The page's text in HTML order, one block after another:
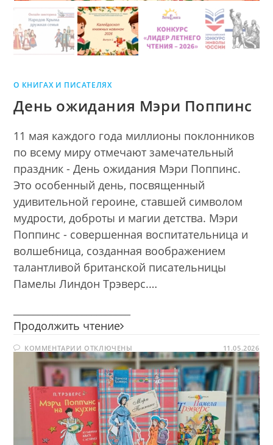
О КНИГАХ И ПИСАТЕЛЯХ
День ожидания Мэри Поппинс
11 мая каждого года миллионы поклонников
по всему миру отмечают замечательный
праздник - День ожидания Мэри Поппинс.
Это особенный день, посвященный
удивительной героине, ставшей символом
мудрости, доброты и магии детства. Мэри
Поппинс - совершенная воспитательница и
волшебница, созданная воображением
талантливой британской писательницы
Памелы Линдон Трэверс.…
Продолжить чтение День
Мэри
Поппинс
КОММЕНТАРИИ К
ЗАПИСИ
ДЕНЬ
ОЖИДАНИЯ
МЭРИ
ПОППИНС
ОТКЛЮЧЕНЫ 11.05.2026